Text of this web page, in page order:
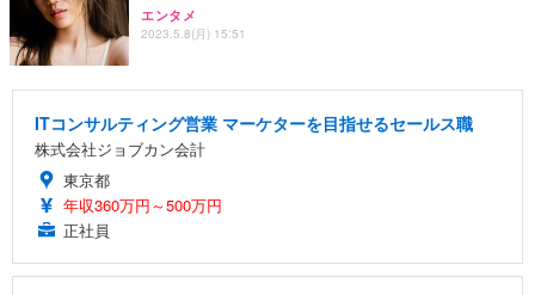
エンタメ
2023.5.8(月) 15:51
ITコンサルティング営業 マーケターを目指せるセールス職
株式会社ジョブカン会計
東京都
年収360万円～500万円
正社員